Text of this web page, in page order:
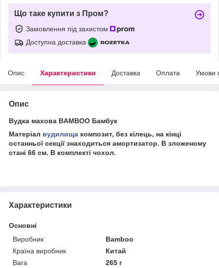
Що таке купити з Пром?
Замовлення під захистом
Доступна доставка
Опис Характеристики Доставка Оплата Умови
Опис
Вудка махова BAMBOO Бамбук
Матеріал вудилища композит, без кілець, на кінці
останньої секції знаходиться амортизатор. В зложеному
стані 66 см. В комплекті чохол.
Характеристики
Основні
Виробник
Bamboo
Країна виробник
Китай
Вага
265 г